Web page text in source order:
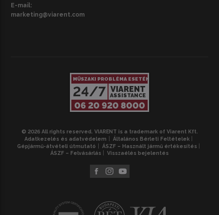
E-mail:
marketing@viarent.com
MŰSZAKI PROBLÉMA ESETÉN
24/7 VIARENT
ASSISTANCE
06 20 920 8000
© 2026 All rights reserved. VIARENT is a trademark of Viarent Kft.
Adatkezelés és adatvédelem
Általános Bérleti Feltételek
Gépjármű-átvételi útmutató
ÁSZF – Használt jármű értékesítés
ÁSZF – Felvásárlás
Visszaélés bejelentés